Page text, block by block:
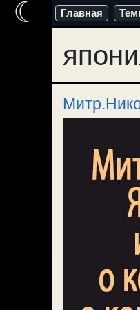
Перейти
содержимому
Главная
☾